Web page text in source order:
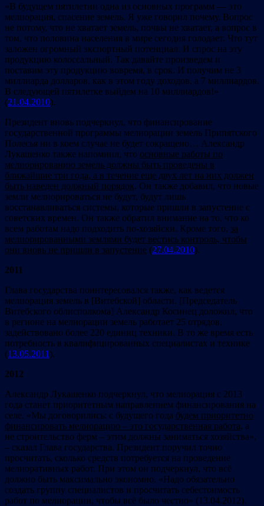
«В будущем пятилетии одна из основных программ — это
мелиорация, спасение земель. Я уже говорил почему. Вопрос
не потому, что не хватает земель, почвы не хватает, а вопрос в
том, что половина населения в мире сегодня голодает. Что тут
заложен огромный экспортный потенциал. И спрос на эту
продукцию колоссальный. Так давайте произведем и
поставим эту продукцию вовремя, в срок. И получим не 3
миллиарда долларов, как в этом году доходов, а 7 миллиардов.
В следующей пятилетке выйдем на 10 миллиардов!»
(21.04.2010).
Президент вновь подчеркнул, что финансирование
государственной программы мелиорации земель Припятского
Полесья ни в коем случае не будет сокращено… Александр
Лукашенко также напомнил, что основные работы по
мелиорированию земель должны быть проведены в
ближайшие три года, а в течение еще двух лет на них должен
быть наведен должный порядок. Он также добавил, что новые
земли мелиорироваться не будут, будут лишь
восстанавливаться системы, которые пришли в запустение с
советских времен. Он также обратил внимание на то, что ко
всем работам надо подходить по-хозяйски. Кроме того, за
мелиорированными землями будет вестись контроль, чтобы
они вновь не пришли в запустение (27.04.2010).
2011
Глава государства поинтересовался также, как ведется
мелиорация земель в [Витебской] области. [Председатель
Витебского облисполкома] Александр Косинец доложил, что
в регионе на мелиорации земель работает 25 отрядов,
задействовано более 220 единиц техники. В то же время есть
потребность в квалифицированных специалистах и технике
(13.05.2011 ).
2012
Александр Лукашенко подчеркнул, что мелиорация с 2013
года станет приоритетным направлением финансирования на
селе. «Мы договорились: с будущего года будем приоритетно
финансировать мелиорацию – это государственная работа, а
не строительство ферм – этим должны заниматься хозяйства»,
– сказал Глава государства. Президент поручил точно
просчитать, сколько средств потребуется на проведение
мелиоративных работ. При этом он подчеркнул, что всё
должно быть максимально экономно. «Надо обязательно
создать группу специалистов и просчитать себестоимость
работ по мелиорации, чтобы всё было честно» (13.04.2012).